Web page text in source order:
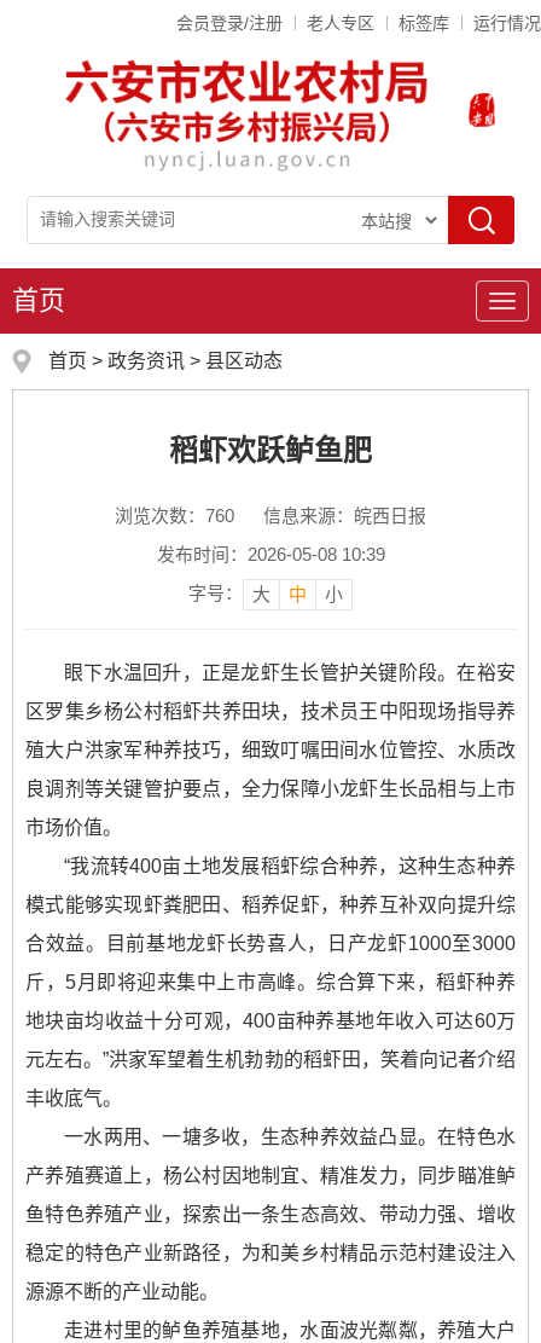
会员登录/注册 老人专区 标签库 运行情况
导
航
首页
首页 > 政务资讯 > 县区动态
稻虾欢跃鲈鱼肥
浏览次数： 760
信息来源：皖西日报
发布时间：2026-05-08 10:39
字号：
大 中 小
眼下水温回升，正是龙虾生长管护关键阶段。在裕安
区罗集乡杨公村稻虾共养田块，技术员王中阳现场指导养
殖大户洪家军种养技巧，细致叮嘱田间水位管控、水质改
良调剂等关键管护要点，全力保障小龙虾生长品相与上市
市场价值。
“我流转400亩土地发展稻虾综合种养，这种生态种养
模式能够实现虾粪肥田、稻养促虾，种养互补双向提升综
合效益。目前基地龙虾长势喜人，日产龙虾1000至3000
斤，5月即将迎来集中上市高峰。综合算下来，稻虾种养
地块亩均收益十分可观，400亩种养基地年收入可达60万
元左右。”洪家军望着生机勃勃的稻虾田，笑着向记者介绍
丰收底气。
一水两用、一塘多收，生态种养效益凸显。在特色水
产养殖赛道上，杨公村因地制宜、精准发力，同步瞄准鲈
鱼特色养殖产业，探索出一条生态高效、带动力强、增收
稳定的特色产业新路径，为和美乡村精品示范村建设注入
源源不断的产业动能。
走进村里的鲈鱼养殖基地，水面波光粼粼，养殖大户